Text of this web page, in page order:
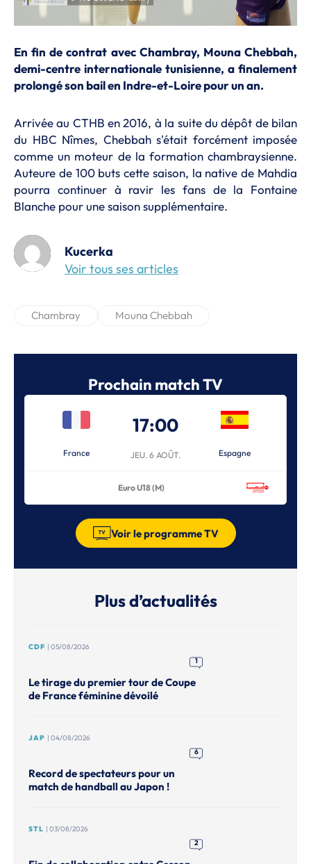
En fin de contrat avec Chambray, Mouna Chebbah,
demi-centre internationale tunisienne, a finalement
prolongé son bail en Indre-et-Loire pour un an.
Arrivée au CTHB en 2016, à la suite du dépôt de bilan
du HBC Nîmes, Chebbah s'était forcément imposée
comme un moteur de la formation chambraysienne.
Auteure de 100 buts cette saison, la native de Mahdia
pourra continuer à ravir les fans de la Fontaine
Blanche pour une saison supplémentaire.
Kucerka
Voir tous ses articles
Chambray Mouna Chebbah
Prochain match TV
France
17:00
JEU. 6 AOÛT. Espagne
Euro U18 (M)
Voir le programme TV
Plus d’actualités
CDF | 05/08/2026
1
Le tirage du premier tour de Coupe
de France féminine dévoilé
JAP | 04/08/2026
6
Record de spectateurs pour un
match de handball au Japon !
STL | 03/08/2026
2